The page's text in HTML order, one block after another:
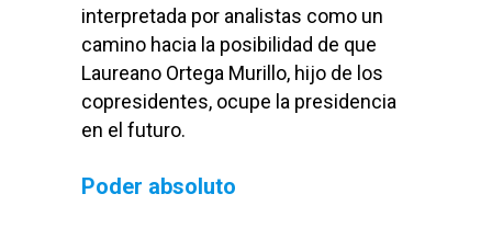
interpretada por analistas como un
camino hacia la posibilidad de que
Laureano Ortega Murillo, hijo de los
copresidentes, ocupe la presidencia
en el futuro.
Poder absoluto